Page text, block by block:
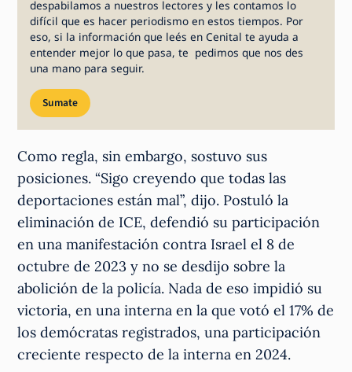
despabilamos a nuestros lectores y les contamos lo
difícil que es hacer periodismo en estos tiempos. Por
eso, si la información que leés en Cenital te ayuda a
entender mejor lo que pasa, te pedimos que nos des
una mano para seguir.
Sumate
Como regla, sin embargo, sostuvo sus
posiciones. “Sigo creyendo que todas las
deportaciones están mal”, dijo. Postuló la
eliminación de ICE, defendió su participación
en una manifestación contra Israel el 8 de
octubre de 2023 y no se desdijo sobre la
abolición de la policía. Nada de eso impidió su
victoria, en una interna en la que votó el 17% de
los demócratas registrados, una participación
creciente respecto de la interna en 2024.